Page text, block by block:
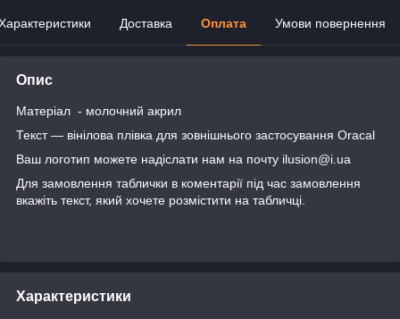
Доставка Оплата Умови повернення
Опис
Матеріал - молочний акрил
Текст — вінілова плівка для зовнішнього застосування Oracal
Ваш логотип можете надіслати нам на почту ilusion@i.ua
Для замовлення таблички в коментарії під час замовлення
вкажіть текст, який хочете розмістити на табличці.
Характеристики